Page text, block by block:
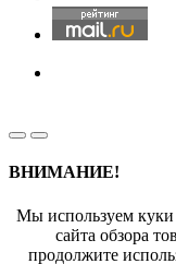
ВНИМАНИЕ!
Мы используем куки
сайта обзора
продолжите